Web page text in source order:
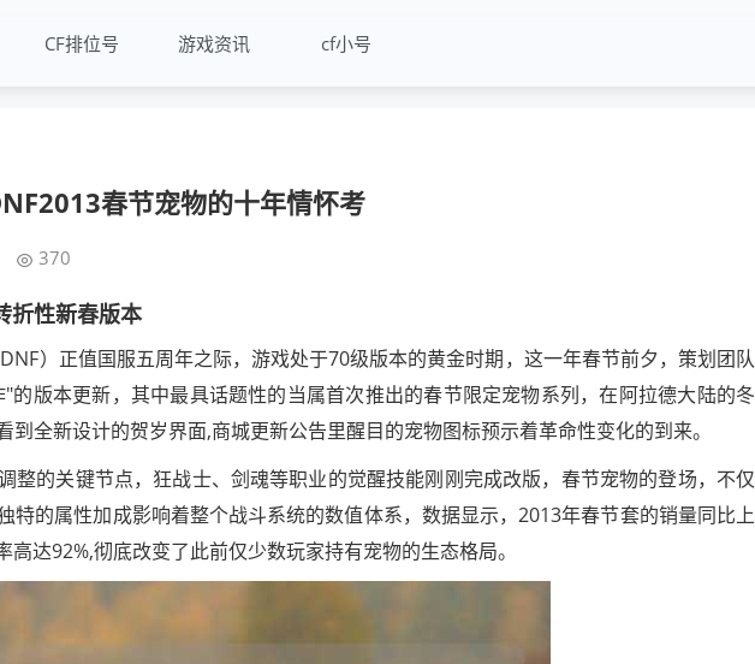
CF排位号 游戏资讯 cf小号
春节宠物的十年情怀考
370
折性新春版本
）正值国服五周年之际，游戏处于70级版本的黄金时期，这一年春节前夕，策划团队
的版本更新，其中最具话题性的当属首次推出的春节限定宠物系列，在阿拉德大陆的冬
到全新设计的贺岁界面,商城更新公告里醒目的宠物图标预示着革命性变化的到来。
整的关键节点，狂战士、剑魂等职业的觉醒技能刚刚完成改版，春节宠物的登场，不仅
特的属性加成影响着整个战斗系统的数值体系，数据显示，2013年春节套的销量同比上
达92%,彻底改变了此前仅少数玩家持有宠物的生态格局。